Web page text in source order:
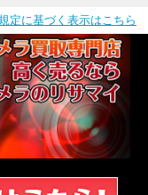
定に基づく表示はこちら